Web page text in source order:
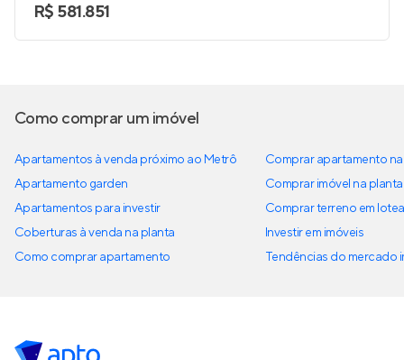
R$ 581.851
Como comprar um imóvel
Apartamentos à venda próximo ao Metrô
Apartamento garden
Apartamentos para investir
Coberturas à venda na planta
Como comprar apartamento
Comprar apartamento
Comprar imóvel na planta
Comprar terreno em
Investir em imóveis
Tendências do mercado